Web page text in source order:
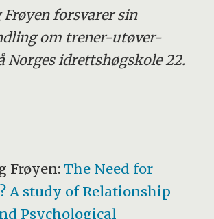
forsvarer sin
om trener-utøver-
Norges idrettshøgskole 22.
Frøyen:The Need for
A study of Relationship
Psychological